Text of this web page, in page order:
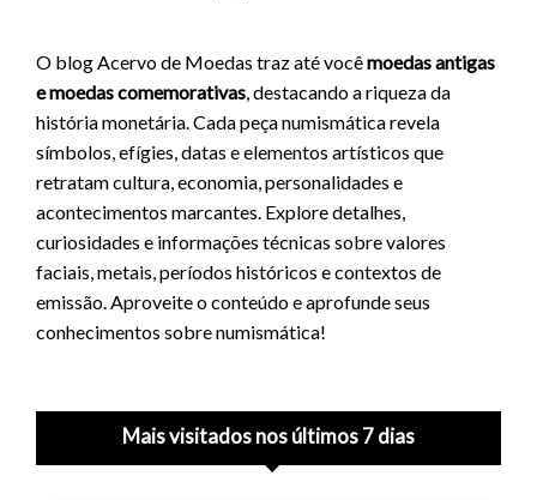
O blog Acervo de Moedas traz até vocêmoedas antigas
e moedas comemorativas, destacando a riqueza da
história monetária. Cada peça numismática revela
símbolos, efígies, datas e elementos artísticos que
retratam cultura, economia, personalidades e
acontecimentos marcantes. Explore detalhes,
curiosidades e informações técnicas sobre valores
faciais, metais, períodos históricos e contextos de
emissão. Aproveite o conteúdo e aprofunde seus
conhecimentos sobre numismática!
Mais visitados nos últimos 7 dias